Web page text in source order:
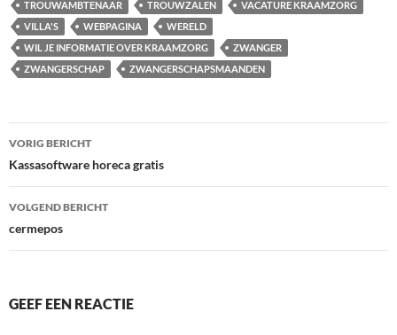
TROUWAMBTENAAR
TROUWZALEN
VACATURE KRAAMZORG
VILLA'S
WEBPAGINA
WERELD
WIL JE INFORMATIE OVER KRAAMZORG
ZWANGER
ZWANGERSCHAP
ZWANGERSCHAPSMAANDEN
Bericht
navigatie
VORIG BERICHT
Kassasoftware horeca gratis
VOLGEND BERICHT
cermepos
GEEF EEN REACTIE